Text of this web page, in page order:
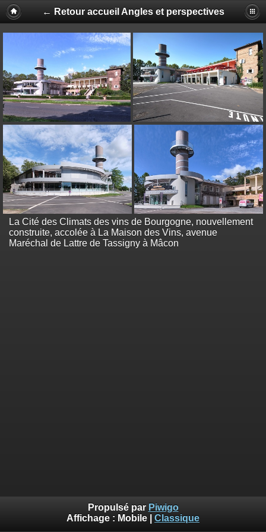
← Retour accueil Angles et perspectives
La Cité des Climats des vins de Bourgogne, nouvellement
construite, accolée à La Maison des Vins, avenue
Maréchal de Lattre de Tassigny à Mâcon
Propulsé par Piwigo
Affichage : Mobile Classique